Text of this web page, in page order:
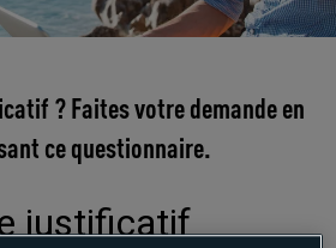
? Faites votre demande en
ce questionnaire.